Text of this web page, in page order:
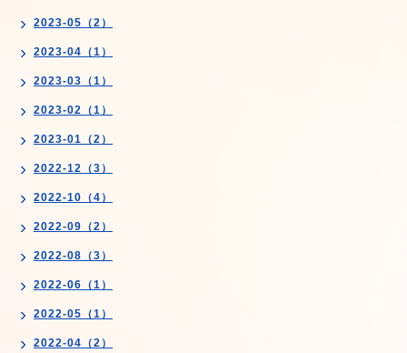
2023-05（2）
2023-04（1）
2023-03（1）
2023-02（1）
2023-01（2）
2022-12（3）
2022-10（4）
2022-09（2）
2022-08（3）
2022-06（1）
2022-05（1）
2022-04（2）